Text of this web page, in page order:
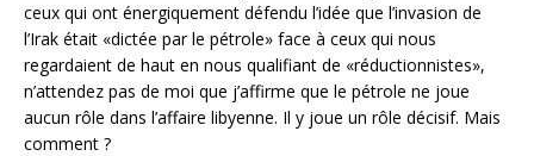
ceux qui ont énergiquement défendu l’idée que l’invasion de
l’Irak était «dictée par le pétrole» face à ceux qui nous
regardaient de haut en nous qualifiant de «réductionnistes»,
n’attendez pas de moi que j’affirme que le pétrole ne joue
aucun rôle dans l’affaire libyenne. Il y joue un rôle décisif. Mais
comment ?